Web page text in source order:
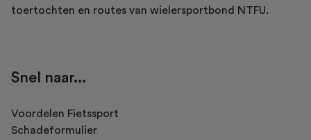
toertochten en routes van wielersportbond NTFU.
Snel naar...
Voordelen Fietssport
Schadeformulier